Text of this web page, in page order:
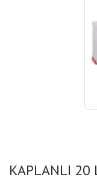
KAPLANLI 20